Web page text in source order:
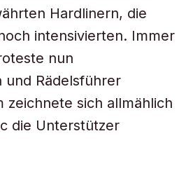
Hardlinern, die
intensivierten. Immer
nun
und Rädelsführer
zeichnete sich allmählich
die Unterstützer